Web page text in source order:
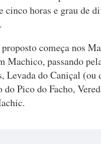
cinco horas e grau de
começa nos
Machico, passando
Levada do Caniçal (ou
Pico do Facho,